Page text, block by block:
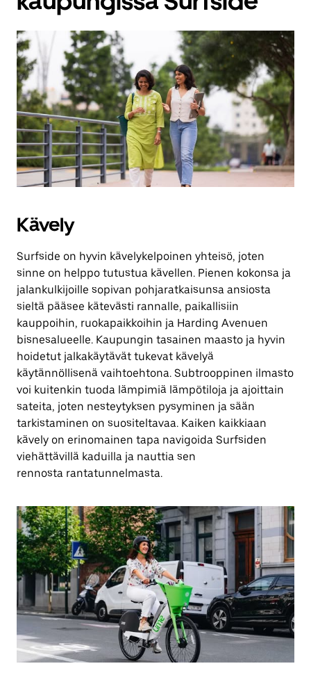
Kävely
Surfside on hyvin kävelykelpoinen yhteisö, joten
sinne on helppo tutustua kävellen. Pienen kokonsa ja
jalankulkijoille sopivan pohjaratkaisunsa ansiosta
sieltä pääsee kätevästi rannalle, paikallisiin
kauppoihin, ruokapaikkoihin ja Harding Avenuen
bisnesalueelle. Kaupungin tasainen maasto ja hyvin
hoidetut jalkakäytävät tukevat kävelyä
käytännöllisenä vaihtoehtona. Subtrooppinen ilmasto
voi kuitenkin tuoda lämpimiä lämpötiloja ja ajoittain
sateita, joten nesteytyksen pysyminen ja sään
tarkistaminen on suositeltavaa. Kaiken kaikkiaan
kävely on erinomainen tapa navigoida Surfsiden
viehättävillä kaduilla ja nauttia sen
rennosta rantatunnelmasta.